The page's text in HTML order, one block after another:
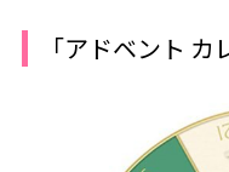
「アドベント